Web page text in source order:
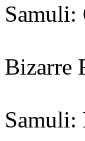
Samuli:
Bizarre
Samuli: